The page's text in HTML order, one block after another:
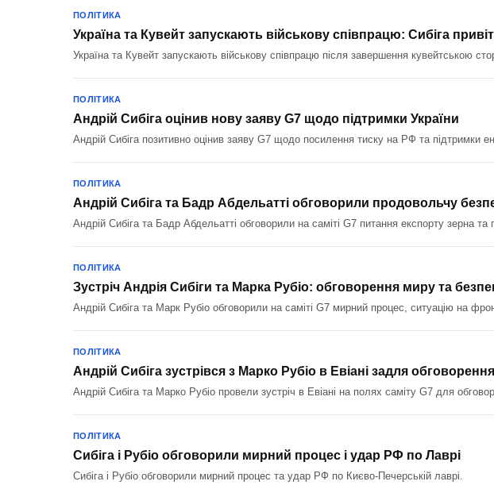
ПОЛІТИКА
Україна та Кувейт запускають військову співпрацю: Сибіга
Україна та Кувейт запускають військову співпрацю після завершення кувейтською
ПОЛІТИКА
Андрій Сибіга оцінив нову заяву G7 щодо підтримки України
Андрій Сибіга позитивно оцінив заяву G7 щодо посилення тиску на РФ та підтримки
ПОЛІТИКА
Андрій Сибіга та Бадр Абдельатті обговорили продовольчу
Андрій Сибіга та Бадр Абдельатті обговорили на саміті G7 питання експорту зерна та
ПОЛІТИКА
Зустріч Андрія Сибіги та Марка Рубіо: обговорення миру та
Андрій Сибіга та Марк Рубіо обговорили на саміті G7 мирний процес, ситуацію на
ПОЛІТИКА
Андрій Сибіга зустрівся з Марко Рубіо в Евіані задля
Андрій Сибіга та Марко Рубіо провели зустріч в Евіані на полях саміту G7 для
ПОЛІТИКА
Сибіга і Рубіо обговорили мирний процес і удар РФ по Лаврі
Сибіга і Рубіо обговорили мирний процес та удар РФ по Києво-Печерській лаврі.